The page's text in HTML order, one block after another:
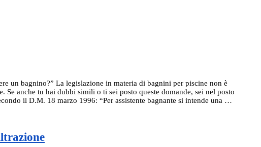
un bagnino?” La legislazione in materia di bagnini per piscine non è
anche tu hai dubbi simili o ti sei posto queste domande, sei nel posto
il D.M. 18 marzo 1996: “Per assistente bagnante si intende una …